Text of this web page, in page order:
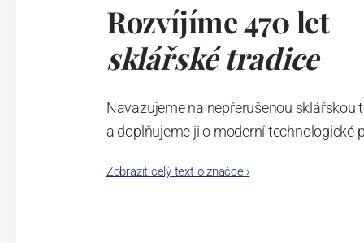
Rozvíjíme 470 let
sklářské tradice
Navazujeme na nepřerušenou sklářskou
a doplňujeme ji o moderní technologické
Dali jsme světu český křišťál a v našich
Zobrazit celý text o značce›